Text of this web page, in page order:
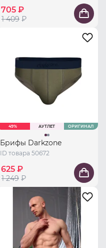
705 ₽
1 409 ₽
49% АУТЛЕТ ОРИГИНАЛ
Брифы Darkzone
ID товара 50672
625 ₽
1 249 ₽